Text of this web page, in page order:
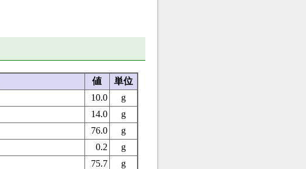
値 単位
10.0
g
14.0
g
76.0
g
0.2
g
75.7 g